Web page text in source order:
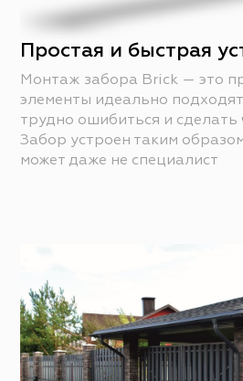
Простая и быстрая
Монтаж забора Brick — это
элементы идеально
трудно ошибиться и сделать
Забор устроен таким
может даже не специалист